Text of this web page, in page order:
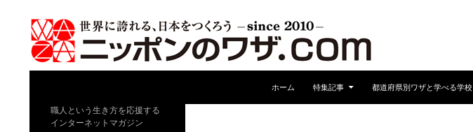
ホーム
特集記事 都道府県別ワザと学べる学校
職人という生き方を応援する
インターネットマガジン